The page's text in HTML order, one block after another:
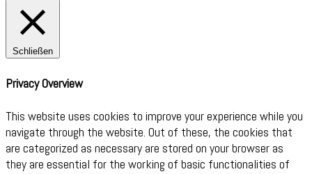
Schließen
Privacy Overview
This website uses cookies to improve your experience while you
navigate through the website. Out of these, the cookies that
are categorized as necessary are stored on your browser as
they are essential for the working of basic functionalities of